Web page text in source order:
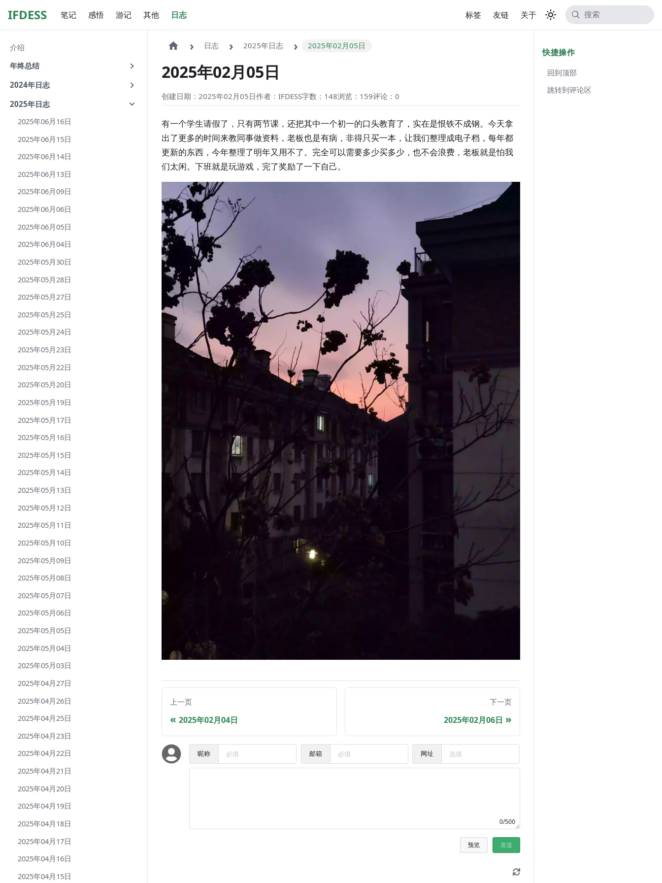
IFDESS 笔记 感悟 游记 其他 日志 标签 友链 关于
介绍
年终总结
2024年日志
2025年日志
2025年06月16日
2025年06月15日
2025年06月14日
2025年06月13日
2025年06月09日
2025年06月06日
2025年06月05日
2025年06月04日
2025年05月30日
2025年05月28日
2025年05月27日
2025年05月25日
2025年05月24日
2025年05月23日
2025年05月22日
2025年05月20日
2025年05月19日
2025年05月17日
2025年05月16日
2025年05月15日
2025年05月14日
2025年05月13日
2025年05月12日
2025年05月11日
2025年05月10日
2025年05月09日
2025年05月08日
2025年05月07日
2025年05月06日
2025年05月05日
2025年05月04日
2025年05月03日
2025年04月27日
2025年04月26日
2025年04月25日
2025年04月23日
2025年04月22日
2025年04月21日
2025年04月20日
2025年04月19日
2025年04月18日
2025年04月17日
2025年04月16日
2025年04月15日
日志 2025年日志 2025年02月05日
2025年02月05日
创建日期：2025年02月05日作者：IFDESS字数：148浏览：159评论： 0
有一个学生请假了，只有两节课，还把其中一个初一的口头教育了，实在是恨铁不成钢。今天拿
出了更多的时间来教同事做资料，老板也是有病，非得只买一本，让我们整理成电子档，每年都
更新的东西，今年整理了明年又用不了。完全可以需要多少买多少，也不会浪费，老板就是怕我
们太闲。下班就是玩游戏，完了奖励了一下自己。
上一页
2025年02月04日
下一页
2025年02月06日
昵称 邮箱 网址
0/500
预览 发送
快捷操作
回到顶部
跳转到评论区